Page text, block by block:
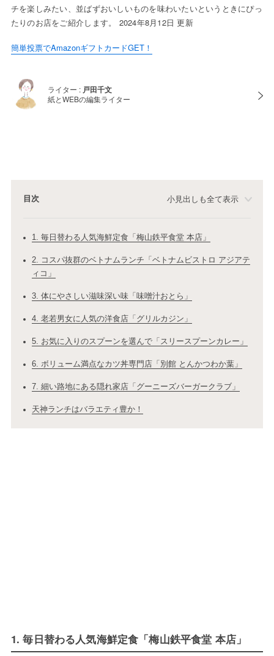
チを楽しみたい、並ばずおいしいものを味わいたいというときにぴっ
たりのお店をご紹介します。 2024年8月12日 更新
簡単投票でAmazonギフトカードGET！
ライター : 戸田千文
紙とWEBの編集ライター
目次 小見出しも全て表示
1. 毎日替わる人気海鮮定食「梅山鉄平食堂 本店」
2. コスパ抜群のベトナムランチ「ベトナムビストロ アジアテ
ィコ」
3. 体にやさしい滋味深い味「味噌汁おとら」
4. 老若男女に人気の洋食店「グリルカジン」
5. お気に入りのスプーンを選んで「スリースプーンカレー」
6. ボリューム満点なカツ丼専門店「別館 とんかつわか葉」
7. 細い路地にある隠れ家店「グーニーズバーガークラブ」
天神ランチはバラエティ豊か！
1. 毎日替わる人気海鮮定食「梅山鉄平食堂 本店」